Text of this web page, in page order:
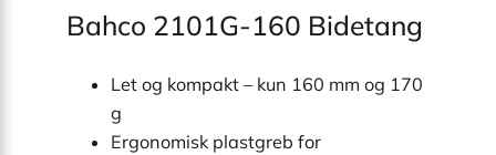
Bahco 2101G-160 Bidetang
Let og kompakt – kun 160 mm og 170
g
Ergonomisk plastgreb for